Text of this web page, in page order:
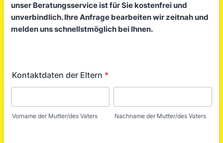
unser Beratungsservice ist für Sie kostenfrei und
unverbindlich. Ihre Anfrage bearbeiten wir zeitnah und
melden uns schnellstmöglich bei Ihnen.
Kontaktdaten der Eltern *
Vorname der Mutter/des Vaters Nachname der Mutter/des Vaters